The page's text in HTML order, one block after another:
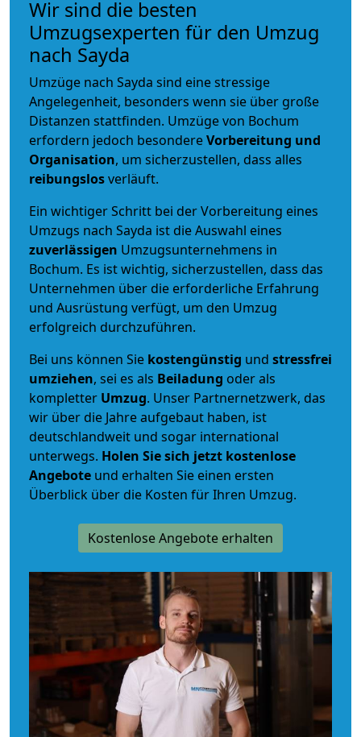
Wir sind die besten
Umzugsexperten für den Umzug
nach Sayda
Umzüge nach Sayda sind eine stressige
Angelegenheit, besonders wenn sie über große
Distanzen stattfinden. Umzüge von Bochum
erfordern jedoch besondereVorbereitung und
Organisation, um sicherzustellen, dass alles
reibungslosverläuft.
Ein wichtiger Schritt bei der Vorbereitung eines
Umzugs nach Sayda ist die Auswahl eines
zuverlässigen Umzugsunternehmens in
Bochum. Es ist wichtig, sicherzustellen, dass das
Unternehmen über die erforderliche Erfahrung
und Ausrüstung verfügt, um den Umzug
erfolgreich durchzuführen.
Bei uns können Sie kostengünstig und stressfrei
umziehen, sei es als Beiladung oder als
kompletter Umzug. Unser Partnernetzwerk, das
wir über die Jahre aufgebaut haben, ist
deutschlandweit und sogar international
unterwegs. Holen Sie sich jetzt kostenlose
Angebote und erhalten Sie einen ersten
Überblick über die Kosten für Ihren Umzug.
Kostenlose Angebote erhalten